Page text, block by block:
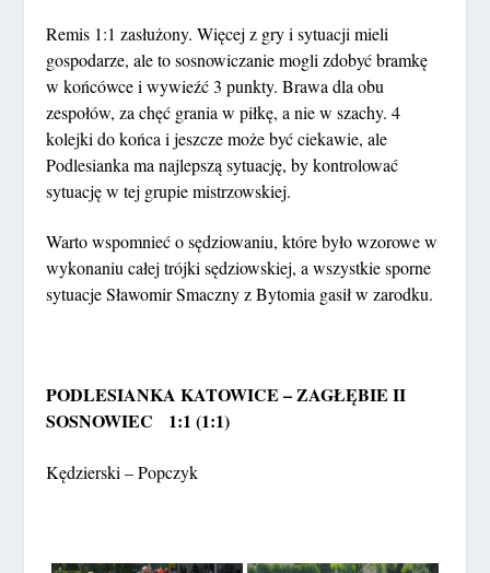
Remis 1:1 zasłużony. Więcej z gry i sytuacji mieli
gospodarze, ale to sosnowiczanie mogli zdobyć bramkę
w końcówce i wywieźć 3 punkty. Brawa dla obu
zespołów, za chęć grania w piłkę, a nie w szachy. 4
kolejki do końca i jeszcze może być ciekawie, ale
Podlesianka ma najlepszą sytuację, by kontrolować
sytuację w tej grupie mistrzowskiej.
Warto wspomnieć o sędziowaniu, które było wzorowe w
wykonaniu całej trójki sędziowskiej, a wszystkie sporne
sytuacje Sławomir Smaczny z Bytomia gasił w zarodku.
PODLESIANKA KATOWICE – ZAGŁĘBIE II
SOSNOWIEC 1:1 (1:1)
Kędzierski – Popczyk